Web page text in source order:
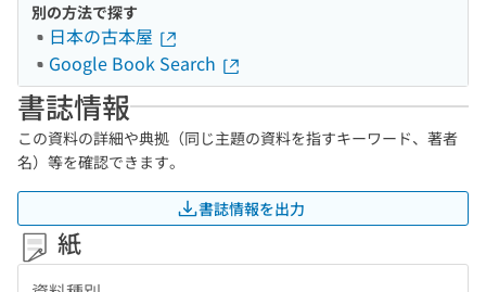
別の方法で探す
日本の古本屋
Google Book Search
書誌情報
この資料の詳細や典拠（同じ主題の資料を指すキーワード、著者
名）等を確認できます。
書誌情報を出力
紙